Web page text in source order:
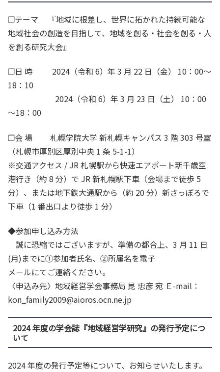
❒テーマ 『地域に根差し、世界に拓かれた持続可能な
地域社会の創造を目指して、地域を創る・社会を創る・人
を創る研究大会』
❒日 時 2024（令和 6）年 3 月 22 日（金） 10：00～
18：10
2024（令和 6）年 3 月 23 日（土） 10：00
～18：00
❒会 場 札幌学院大学 新札幌キャンパス 3 階 303 号室
（札幌市厚別区厚別中央 1 条 5-1-1）
※交通アクセス / JR 札幌駅から快速エアポート新千歳空
港行き（約 8 分）で JR 新札幌駅下車（会場まで徒歩 5
分）、または地下鉄大通駅から（約 20 分）新さっぽろで
下車（1 番出口より徒歩 1 分）
◆参加申し込み方法
誠に恐縮ではございますが、準備の都合上、3 月 11 日
(月)までに①参加者氏名、②所属名を電子
メ－ルにてご連絡ください。
〈申込み先〉地域経営学会事務局 昆 忠彦 宛 Ｅ-mail：
kon_family2009@aioros.ocn.ne.jp
2024 年度の学会誌『地域経営学研究』の発行予定につ
いて
2024 年度の発行予定等について、お知らせいたします。